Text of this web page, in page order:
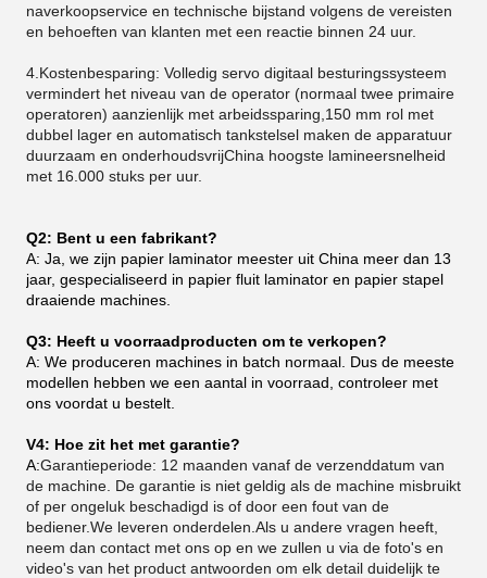
naverkoopservice en technische bijstand volgens de vereisten
en behoeften van klanten met een reactie binnen 24 uur.
4.Kostenbesparing: Volledig servo digitaal besturingssysteem
vermindert het niveau van de operator (normaal twee primaire
operatoren) aanzienlijk met arbeidssparing,150 mm rol met
dubbel lager en automatisch tankstelsel maken de apparatuur
duurzaam en onderhoudsvrijChina hoogste lamineersnelheid
met 16.000 stuks per uur.
Q2: Bent u een fabrikant?
A: Ja, we zijn papier laminator meester uit China meer dan 13
jaar, gespecialiseerd in papier fluit laminator en papier stapel
draaiende machines.
Q3: Heeft u voorraadproducten om te verkopen?
A: We produceren machines in batch normaal. Dus de meeste
modellen hebben we een aantal in voorraad, controleer met
ons voordat u bestelt.
V4: Hoe zit het met garantie?
A:Garantieperiode: 12 maanden vanaf de verzenddatum van
de machine. De garantie is niet geldig als de machine misbruikt
of per ongeluk beschadigd is of door een fout van de
bediener.We leveren onderdelen.Als u andere vragen heeft,
neem dan contact met ons op en we zullen u via de foto's en
video's van het product antwoorden om elk detail duidelijk te